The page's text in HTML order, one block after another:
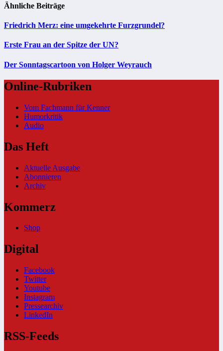
Ähnliche Beiträge
Friedrich Merz: eine umgekehrte Furzgrundel?
Erste Frau an der Spitze der UN?
Der Sonntagscartoon von Holger Weyrauch
Online-Rubriken
Vom Fachmann für Kenner
Humorkritik
Audio
Das Heft
Aktuelle Ausgabe
Abonnieren
Archiv
Kommerz
Shop
Digital
Facebook
Twitter
Youtube
Instagram
Pressearchiv
LinkedIn
RSS-Feeds